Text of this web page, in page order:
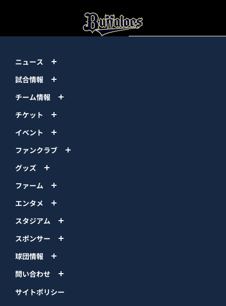
ニュース
試合情報
チーム情報
チケット
イベント
ファンクラブ
グッズ
ファーム
エンタメ
スタジアム
スポンサー
球団情報
問い合わせ
サイトポリシー